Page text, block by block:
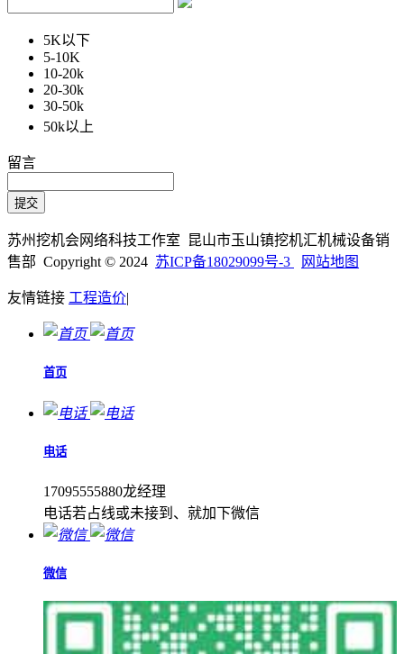
5K以下
5-10K
10-20k
20-30k
30-50k
50k以上
留言
苏州挖机会网络科技工作室 昆山市玉山镇挖机汇机械设备销
售部 Copyright © 2024 苏ICP备18029099号-3 网站地图
友情链接 工程造价|
首页
电话
17095555880龙经理
电话若占线或未接到、就加下微信
微信